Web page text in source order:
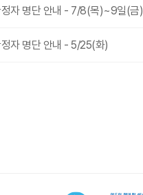
정자 명단 안내 - 7/8(목)~9일(금)
자 명단 안내 - 5/25(화)